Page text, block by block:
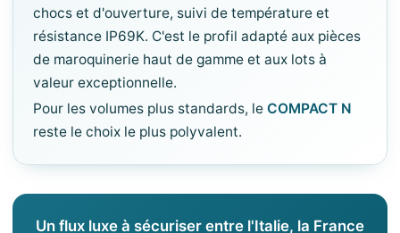
chocs et d'ouverture, suivi de température et
résistance IP69K. C'est le profil adapté aux pièces
de maroquinerie haut de gamme et aux lots à
valeur exceptionnelle.
Pour les volumes plus standards, le COMPACT N
reste le choix le plus polyvalent.
Un flux luxe à sécuriser entre l'Italie, la France